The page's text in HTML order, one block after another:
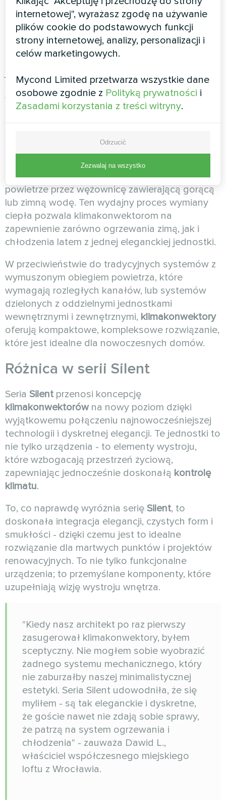
Poszukiwanie idealnego rozwiązania
klimatyzacyjnego kończy się wraz z
innowacyjnymiDesignerskimi podłogowymi
klimakonwektorami z serii Silent
technologii komfortu w domu, zapewniając
wyjątkową wydajność bez uszczerbku dla
estetyki i spokoju.
Czym są klimakonwektory?
to wszechstronne systemy
ogrzewania i chłodzenia, które cyrkulują
powietrze przez wężownicę zawierającą gorącą
lub zimną wodę. Ten wydajny proces wymiany
ciepła pozwala klimakonwektorom na
zapewnienie zarówno ogrzewania zimą, jak i
chłodzenia latem z jednej eleganckiej jednostki.
W przeciwieństwie do tradycyjnych systemów z
wymuszonym obiegiem powietrza, które
wymagają rozległych kanałów, lub systemów
dzielonych z oddzielnymi jednostkami
wewnętrznymi i zewnętrznymi, klimakonwektory
oferują kompaktowe, kompleksowe rozwiązanie,
które jest idealne dla nowoczesnych domów.
Różnica w serii Silent
Seria Silent przenosi koncepcję
klimakonwektorówna nowy poziom dzięki
wyjątkowemu połączeniu najnowocześniejszej
technologii i dyskretnej elegancji. Te jednostki to
nie tylko urządzenia - to elementy wystroju,
które wzbogacają przestrzeń życiową,
zapewniając jednocześnie doskonałą kontrolę
klimatu.
To, co naprawdę wyróżnia serię Silent, to
doskonała integracja elegancji, czystych form i
smukłości - dzięki czemu jest to idealne
rozwiązanie dla martwych punktów i projektów
renowacyjnych. To nie tylko funkcjonalne
urządzenia; to przemyślane komponenty, które
uzupełniają wizję wystroju wnętrza.
"Kiedy nasz architekt po raz pierwszy
zasugerował klimakonwektory, byłem
sceptyczny. Nie mogłem sobie wyobrazić
żadnego systemu mechanicznego, który
nie zaburzałby naszej minimalistycznej
estetyki. Seria Silent udowodniła, że się
myliłem - są tak eleganckie i dyskretne,
że goście nawet nie zdają sobie sprawy,
że patrzą na system ogrzewania i
chłodzenia" - zauważa Dawid L.,
właściciel współczesnego miejskiego
loftu z Wrocławia.
internetowej", wyrażasz zgodę na używanie
plików cookie do podstawowych funkcji
strony internetowej, analizy, personalizacji i
celów marketingowych.
Mycond Limited przetwarza wszystkie dane
osobowe zgodnie z Polityką prywatności i
Zasadami korzystania z treści witryny.
Odrzucić
Zezwalaj na wszystko